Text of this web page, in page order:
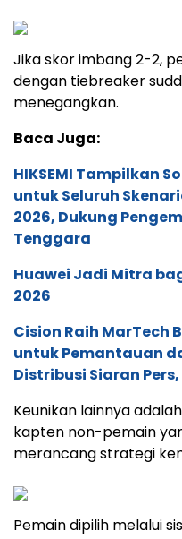
Jika skor imbang 2-2,
dengan tiebreaker
menegangkan.
Baca Juga:
HIKSEMI Tampilkan
untuk Seluruh
2026, Dukung
Tenggara
Huawei Jadi Mitra
2026
Cision Raih MarTech
untuk Pemantauan
Distribusi Siaran Pers,
Keunikan lainnya
kapten non-pemain
merancang strategi
Pemain dipilih melalui